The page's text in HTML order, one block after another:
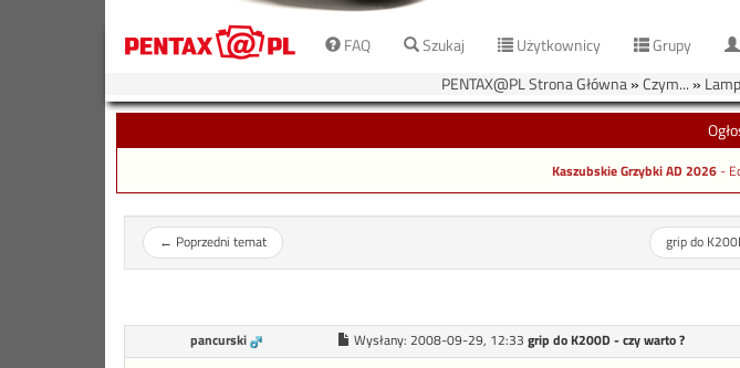
FAQ Szukaj Użytkownicy Grupy
PENTAX@PL Strona Główna»Czym... »
Kaszubskie Grzybki AD 2026-
← Poprzedni temat grip do
pancurski Wysłany: 2008-09-29, 12:33 grip do K200D - czy warto ?